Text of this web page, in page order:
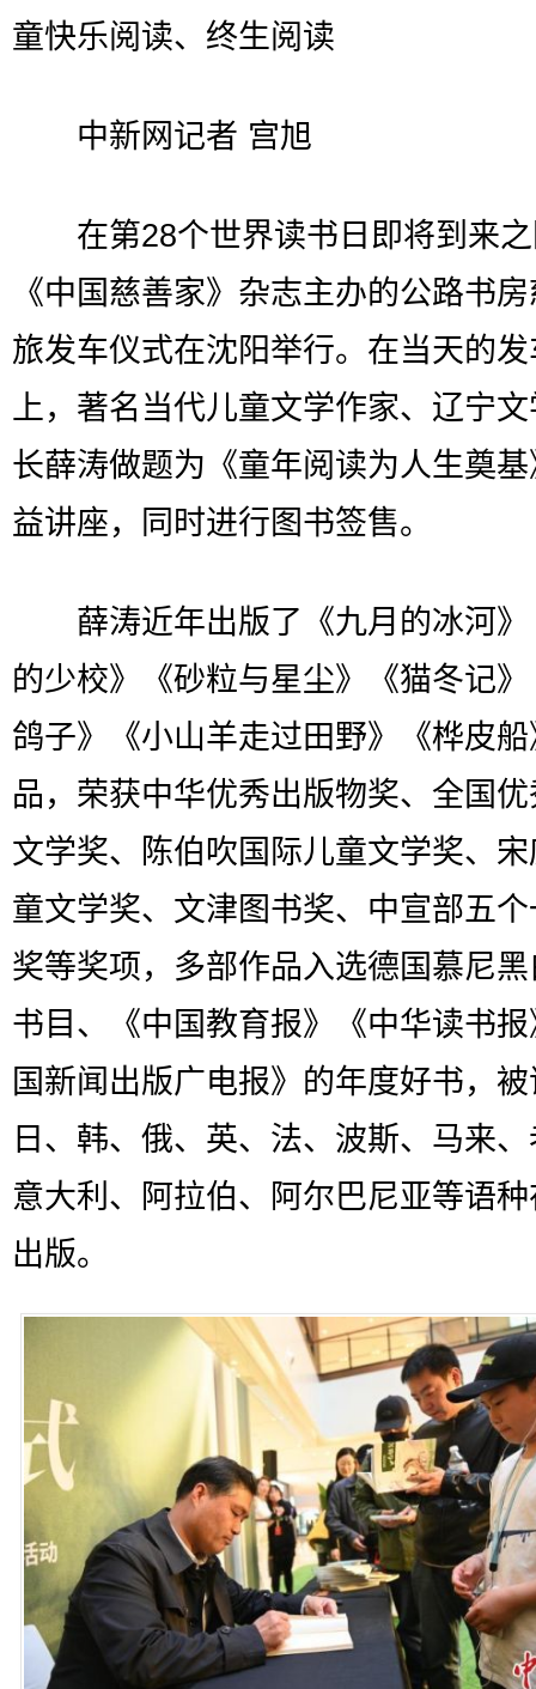
童快乐阅读、终生阅读
中新网记者 宫旭
在第28个世界读书日即将到来之
《中国慈善家》杂志主办的公路书
旅发车仪式在沈阳举行。在当天的
上，著名当代儿童文学作家、辽宁
长薛涛做题为《童年阅读为人生奠
益讲座，同时进行图书签售。
薛涛近年出版了《九月的冰河》
的少校》《砂粒与星尘》《猫冬记
鸽子》《小山羊走过田野》《桦皮
品，荣获中华优秀出版物奖、全国
文学奖、陈伯吹国际儿童文学奖、
童文学奖、文津图书奖、中宣部五
奖等奖项，多部作品入选德国慕尼
书目、《中国教育报》《中华读书
国新闻出版广电报》的年度好书，
日、韩、俄、英、法、波斯、马来
意大利、阿拉伯、阿尔巴尼亚等语
出版。